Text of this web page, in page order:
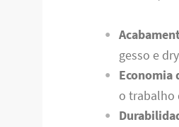
gesso e
Economia
o trabalho